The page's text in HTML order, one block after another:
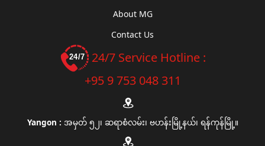
About MG
Contact Us
24/7 Service Hotline :
+95 9 753 048 311
Yangon : အမှတ် ၅၂၊ ဆရာစံလမ်း၊ ဗဟန်းမြို့နယ်၊ ရန်ကုန်မြို့။